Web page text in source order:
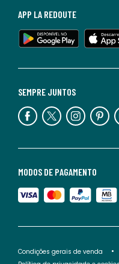
MODOS DE PAGAMENTO
SEMPRE JUNTOS
APP LA REDOUTE
Condições gerais de venda